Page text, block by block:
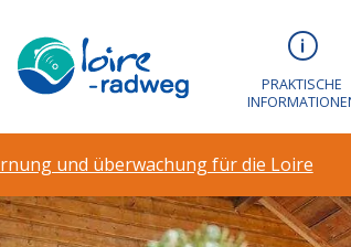
PRAKTISCHE
und überwachung für die Loire